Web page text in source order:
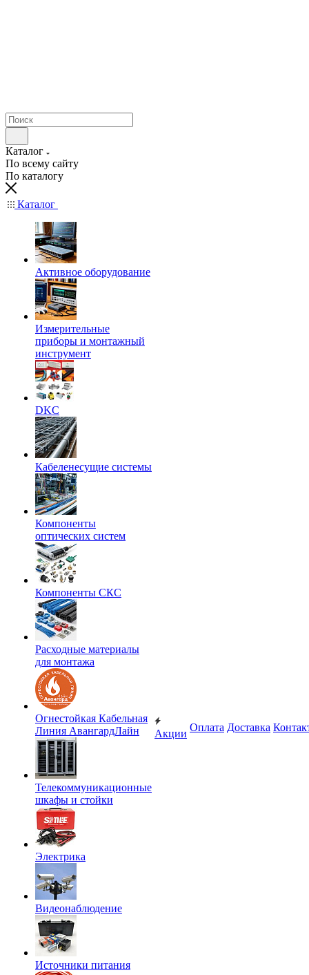
Каталог
По всему сайту
По каталогу
Каталог
Активное оборудование
Измерительные
приборы и монтажный
инструмент
DKC
Кабеленесущие системы
Компоненты
оптических систем
Компоненты СКС
Расходные материалы
для монтажа
Огнестойкая Кабельная
Линия АвангардЛайн
Телекоммуникационные
шкафы и стойки
Электрика
Видеонаблюдение
Источники питания
Акции
Оплата Доставка